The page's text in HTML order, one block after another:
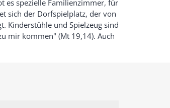
es spezielle Familienzimmer, für
sich der Dorfspielplatz, der von
Kinderstühle und Spielzeug sind
mir kommen" (Mt 19,14). Auch